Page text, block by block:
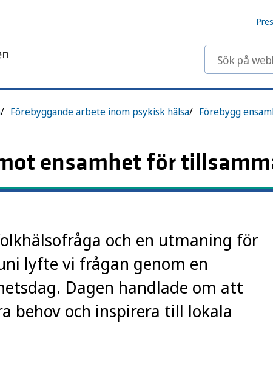
Sök på
Förebyggande arbete inom psykisk hälsa
Förebygg
ensamhet för
och en utmaning för
lyfte vi frågan genom en
Dagen handlade om att
behov och inspirera till lokala